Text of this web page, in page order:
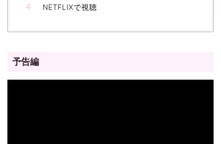
NETFLIXで視聴
予告編